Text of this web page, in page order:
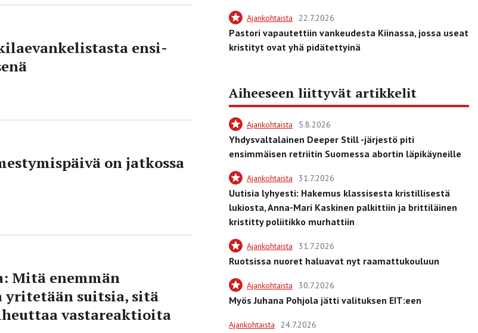
ensi-
on jatkossa
Mitä enemmän
yritetään suitsia, sitä
vastareaktioita
Ajankohtaista 22.7.2026
Pastori vapautettiin vankeudesta Kiinassa, jossa useat
kristityt ovat yhä pidätettyinä
Aiheeseen liittyvät artikkelit
Ajankohtaista 5.8.2026
Yhdysvaltalainen Deeper Still -järjestö piti
ensimmäisen retriitin Suomessa abortin läpikäyneille
Ajankohtaista 31.7.2026
Uutisia lyhyesti: Hakemus klassisesta kristillisestä
lukiosta, Anna-Mari Kaskinen palkittiin ja brittiläinen
kristitty poliitikko murhattiin
Ajankohtaista 31.7.2026
Ruotsissa nuoret haluavat nyt raamattukouluun
Ajankohtaista 30.7.2026
Myös Juhana Pohjola jätti valituksen EIT:een
Ajankohtaista 24.7.2026